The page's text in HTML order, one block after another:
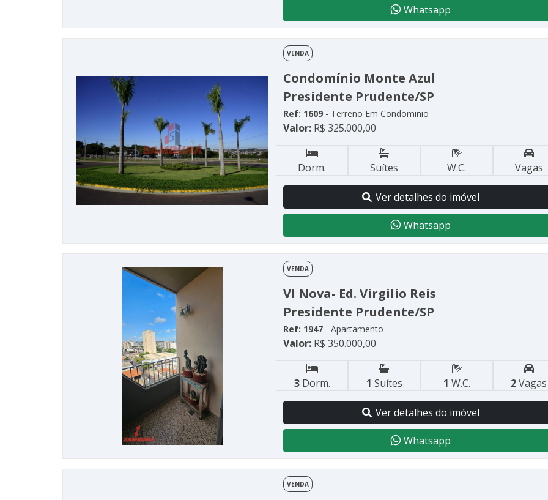
Whatsapp
VENDA
Condomínio Monte Azul
Presidente Prudente/SP
Ref: 1609- Terreno Em Condominio
Valor:R$ 325.000,00
Dorm. Suítes W.C. Vagas
Ver detalhes do imóvel
Whatsapp
VENDA
Vl Nova- Ed. Virgilio Reis
Presidente Prudente/SP
Ref: 1947- Apartamento
Valor:R$ 350.000,00
3Dorm. 1 Suítes 1 W.C. 2Vagas
Ver detalhes do imóvel
Whatsapp
VENDA